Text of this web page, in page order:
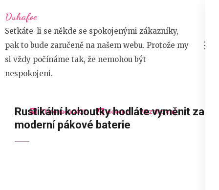
na
obsah
(stiskněte
Enter)
Duhafoe
Setkáte-li se někde se spokojenými zákazníky,
pak to bude zaručeně na našem webu. Protože my
si vždy počínáme tak, že nemohou být
nespokojeni.
7 listopadu 2023 devene Nezařazené
Rustikální kohoutky hodláte vyměnit za
moderní pákové baterie